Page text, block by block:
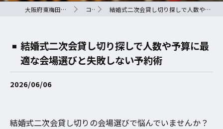
大阪府東梅田のバーなら901-QLAY- コラム 結婚式二次会貸し切り探しで人数や予算に最適な会場選びと失敗しない予約術
結婚式二次会貸し切り探しで人数や予算に最
適な会場選びと失敗しない予約術
2026/06/06
結婚式二次会貸し切りの会場選びで悩んでいませんか？